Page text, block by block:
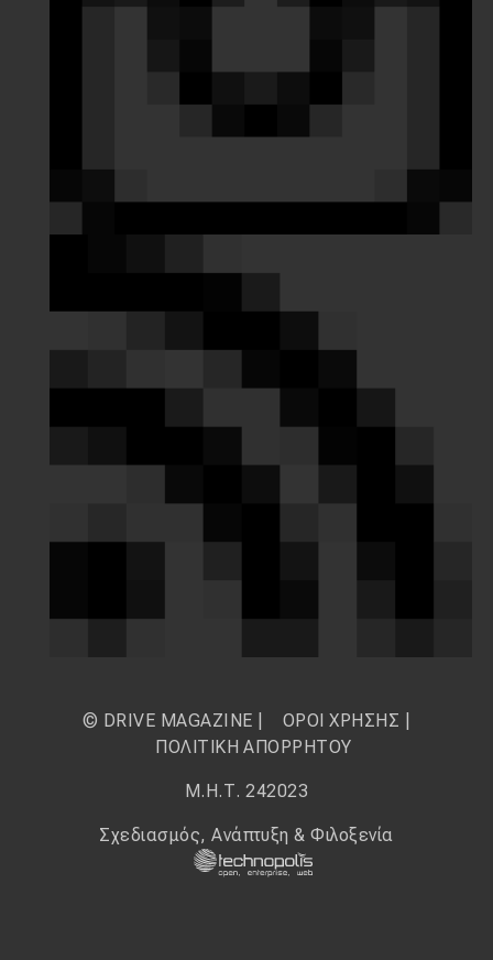
© DRIVE MAGAZINE | ΟΡΟΙ ΧΡΗΣΗΣ
ΠΟΛΙΤΙΚΗ ΑΠΟΡΡΗΤΟΥ
Μ.Η.Τ. 242023
Σχεδιασμός, Ανάπτυξη & Φιλοξενία